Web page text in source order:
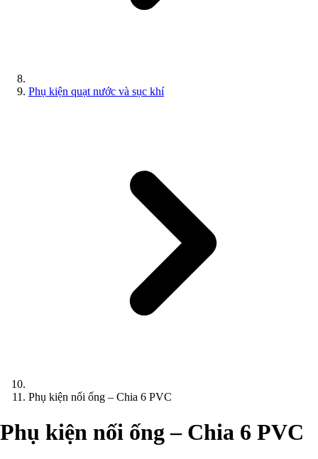
Phụ kiện quạt nước và sục khí
Phụ kiện nối ống – Chia 6 PVC
Phụ kiện nối ống – Chia 6 PVC